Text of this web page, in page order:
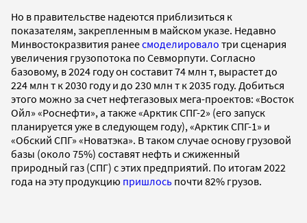
Но в правительстве надеются приблизиться к
показателям, закрепленным в майском указе. Недавно
Минвостокразвития ранеесмоделировало три сценария
увеличения грузопотока по Севморпути. Согласно
базовому, в 2024 году он составит 74 млн т, вырастет до
224 млн т к 2030 году и до 230 млн т к 2035 году. Добиться
этого можно за счет нефтегазовых мега-проектов: «Восток
Ойл» «Роснефти», а также «Арктик СПГ-2» (его запуск
планируется уже в следующем году), «Арктик СПГ-1» и
«Обский СПГ» «Новатэка». В таком случае основу грузовой
базы (около 75%) составят нефть и сжиженный
природный газ (СПГ) с этих предприятий. По итогам 2022
года на эту продукцию пришлось почти 82% грузов.